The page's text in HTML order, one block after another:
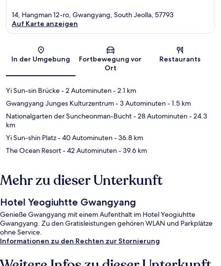
Karte
14, Hangman 12-ro, Gwangyang, South Jeolla, 57793
Auf Karte anzeigen
In der Umgebung
Fortbewegung vor
Ort
Restaurants
Yi Sun-sin Brücke- 2 Autominuten- 2.1 km
Gwangyang Junges Kulturzentrum- 3 Autominuten- 1.5 km
Nationalgarten der Suncheonman-Bucht- 28 Autominuten- 24.3
km
Yi Sun-shin Platz- 40 Autominuten- 36.8 km
The Ocean Resort- 42 Autominuten- 39.6 km
Mehr zu dieser Unterkunft
Hotel Yeogiuhtte Gwangyang
Genieße Gwangyang mit einem Aufenthalt im Hotel Yeogiuhtte
Gwangyang. Zu den Gratisleistungen gehören WLAN und Parkplätze
ohne Service.
Informationen zu den Rechten zur Stornierung